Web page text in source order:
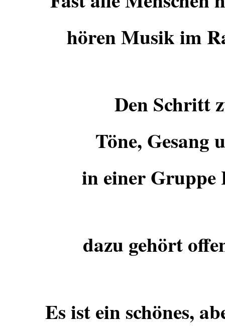
hören Musik im
Den Schritt
Töne, Gesang
in einer Gruppe
dazu gehört
Es ist ein schönes,